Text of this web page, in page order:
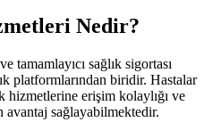
Nedir?
ve tamamlayıcı sağlık sigortası
platformlarından biridir. Hastalar
hizmetlerine erişim kolaylığı ve
avantaj sağlayabilmektedir.